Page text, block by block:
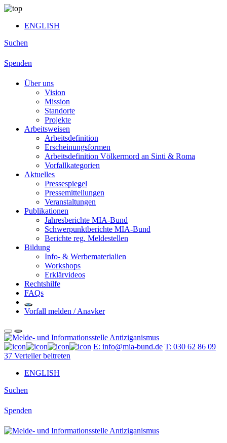
ENGLISH
Suchen
Spenden
Über uns
Vision
Mission
Standorte
Projekte
Arbeitsweisen
Arbeitsdefinition
Erscheinungsformen
Arbeitsdefinition Völkermord an Sinti & Roma
Vorfallkategorien
Aktuelles
Pressespiegel
Pressemitteilungen
Veranstaltungen
Publikationen
Jahresberichte MIA-Bund
Schwerpunktberichte MIA-Bund
Berichte reg. Meldestellen
Bildung
Info- & Werbematerialien
Workshops
Erklärvideos
Rechtshilfe
FAQs
Vorfall melden / Anavker
E: info@mia-bund.de T: 030 62 86 09
37 Verteiler beitreten
ENGLISH
Suchen
Spenden